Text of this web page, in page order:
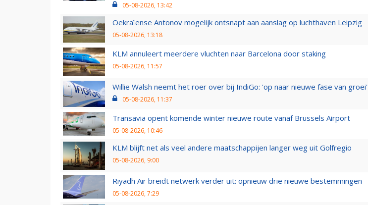
05-08-2026, 13:42
Oekraïense Antonov mogelijk ontsnapt aan aanslag op luchthaven Leipzig
05-08-2026, 13:18
KLM annuleert meerdere vluchten naar Barcelona door staking
05-08-2026, 11:57
Willie Walsh neemt het roer over bij IndiGo: 'op naar nieuwe fase van groei'
05-08-2026, 11:37
Transavia opent komende winter nieuwe route vanaf Brussels Airport
05-08-2026, 10:46
KLM blijft net als veel andere maatschappijen langer weg uit Golfregio
05-08-2026, 9:00
Riyadh Air breidt netwerk verder uit: opnieuw drie nieuwe bestemmingen
05-08-2026, 7:29